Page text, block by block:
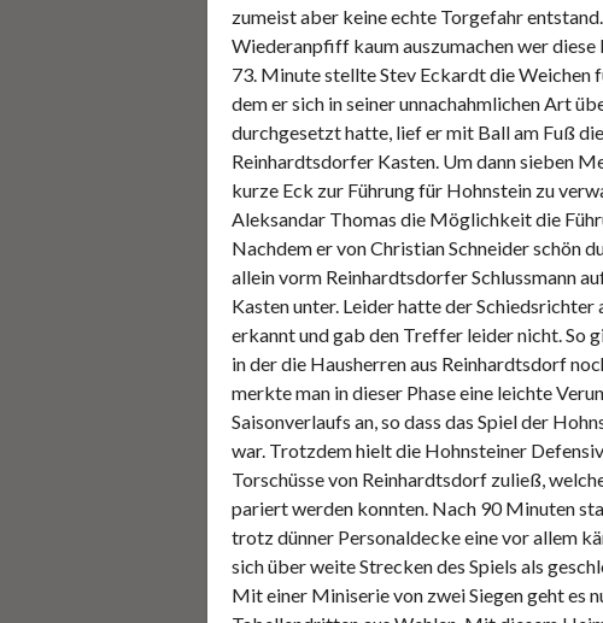
zumeist aber keine echte Torgefahr
Wiederanpfiff kaum auszumachen wer
73. Minute stellte Stev Eckardt die Weichen
dem er sich in seiner unnachahmlichen Art
durchgesetzt hatte, lief er mit Ball am Fuß
Reinhardtsdorfer Kasten. Um dann sieben
kurze Eck zur Führung für Hohnstein zu
Aleksandar Thomas die Möglichkeit die
Nachdem er von Christian Schneider schön
allein vorm Reinhardtsdorfer Schlussmann
Kasten unter. Leider hatte der
erkannt und gab den Treffer leider nicht. So
in der die Hausherren aus Reinhardtsdorf
merkte man in dieser Phase eine leichte
Saisonverlaufs an, so dass das Spiel der
war. Trotzdem hielt die Hohnsteiner
Torschüsse von Reinhardtsdorf zuließ,
pariert werden konnten. Nach 90 Minuten
trotz dünner Personaldecke eine vor allem
sich über weite Strecken des Spiels als
Mit einer Miniserie von zwei Siegen geht es